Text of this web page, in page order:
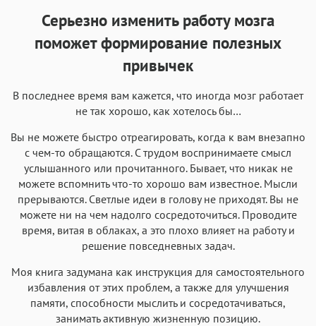
Серьезно изменить работу мозга
поможет формирование полезных
привычек
В последнее время вам кажется, что иногда мозг работает
не так хорошо, как хотелось бы…
Вы не можете быстро отреагировать, когда к вам внезапно
с чем-то обращаются. С трудом воспринимаете смысл
услышанного или прочитанного. Бывает, что никак не
можете вспомнить что-то хорошо вам известное. Мысли
прерываются. Светлые идеи в голову не приходят. Вы не
можете ни на чем надолго сосредоточиться. Проводите
время, витая в облаках, а это плохо влияет на работу и
решение повседневных задач.
Моя книга задумана как инструкция для самостоятельного
избавления от этих проблем, а также для улучшения
памяти, способности мыслить и сосредотачиваться,
занимать активную жизненную позицию.